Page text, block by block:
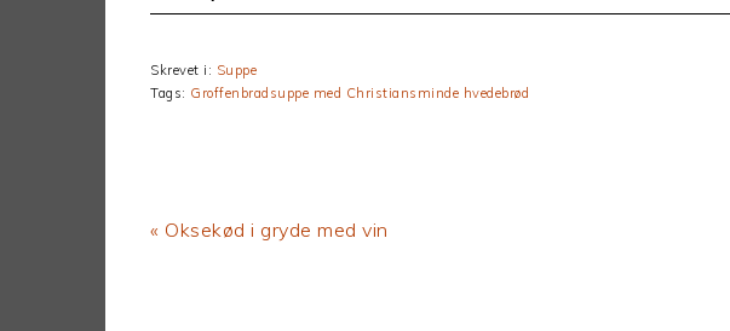
Skrevet i: Suppe
Tags: Groffenbradsuppe med Christiansminde hvedebrød
Previous
« Oksekød i gryde med vin